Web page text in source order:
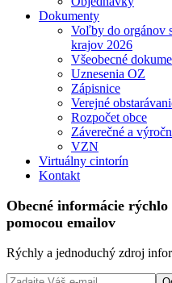
Dokumenty
Voľby do orgánov
krajov 2026
Všeobecné
Uznesenia OZ
Zápisnice
Verejné
Rozpočet obce
Záverečné a
VZN
Virtuálny cintorín
Kontakt
Obecné informácie rýchlo
pomocou emailov
Rýchly a jednoduchý zdroj